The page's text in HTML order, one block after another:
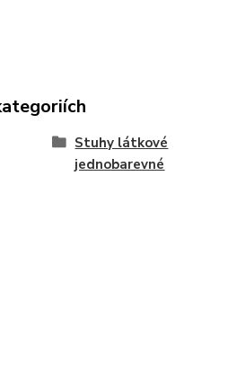
Stuhy látkové
jednobarevné